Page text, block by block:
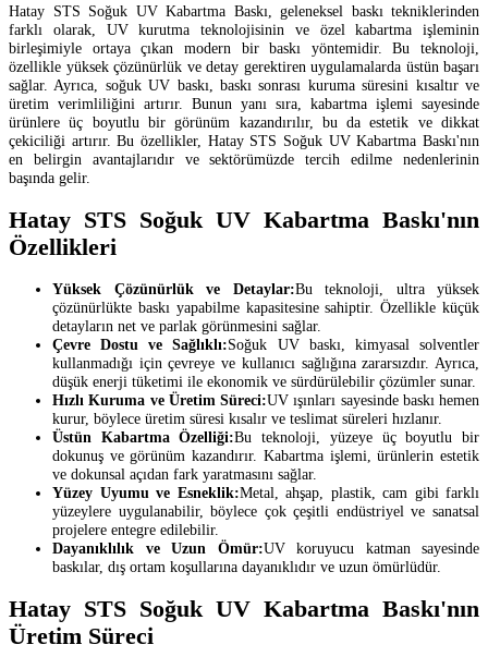
Hatay STS Soğuk UV Kabartma Baskı, geleneksel baskı tekniklerinden
farklı olarak, UV kurutma teknolojisinin ve özel kabartma işleminin
birleşimiyle ortaya çıkan modern bir baskı yöntemidir. Bu teknoloji,
özellikle yüksek çözünürlük ve detay gerektiren uygulamalarda üstün başarı
sağlar. Ayrıca, soğuk UV baskı, baskı sonrası kuruma süresini kısaltır ve
üretim verimliliğini artırır. Bunun yanı sıra, kabartma işlemi sayesinde
ürünlere üç boyutlu bir görünüm kazandırılır, bu da estetik ve dikkat
çekiciliği artırır. Bu özellikler, Hatay STS Soğuk UV Kabartma Baskı'nın
en belirgin avantajlarıdır ve sektörümüzde tercih edilme nedenlerinin
başında gelir.
Hatay STS Soğuk UV Kabartma Baskı'nın
Özellikleri
Yüksek Çözünürlük ve Detaylar:Bu teknoloji, ultra yüksek
çözünürlükte baskı yapabilme kapasitesine sahiptir. Özellikle küçük
detayların net ve parlak görünmesini sağlar.
Çevre Dostu ve Sağlıklı:Soğuk UV baskı, kimyasal solventler
kullanmadığı için çevreye ve kullanıcı sağlığına zararsızdır. Ayrıca,
düşük enerji tüketimi ile ekonomik ve sürdürülebilir çözümler sunar.
Hızlı Kuruma ve Üretim Süreci:UV ışınları sayesinde baskı hemen
kurur, böylece üretim süresi kısalır ve teslimat süreleri hızlanır.
Üstün Kabartma Özelliği:Bu teknoloji, yüzeye üç boyutlu bir
dokunuş ve görünüm kazandırır. Kabartma işlemi, ürünlerin estetik
ve dokunsal açıdan fark yaratmasını sağlar.
Yüzey Uyumu ve Esneklik:Metal, ahşap, plastik, cam gibi farklı
yüzeylere uygulanabilir, böylece çok çeşitli endüstriyel ve sanatsal
projelere entegre edilebilir.
Dayanıklılık ve Uzun Ömür:UV koruyucu katman sayesinde
baskılar, dış ortam koşullarına dayanıklıdır ve uzun ömürlüdür.
Hatay STS Soğuk UV Kabartma Baskı'nın
Üretim Süreci